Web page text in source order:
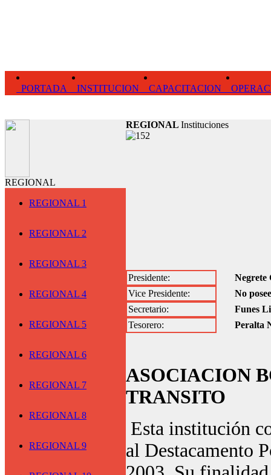
PORTADA INSTITUCION CAPACITACION
REGIONAL
REGIONAL 1
REGIONAL 2
REGIONAL 3
REGIONAL 4
REGIONAL 5
REGIONAL 6
REGIONAL 7
REGIONAL 8
REGIONAL 9
REGIONAL Instituciones
Presidente:
Negrete
Vice Presidente:
No
Secretario:
Funes
Tesorero:
Peralta
ASOCIACION
TRANSITO
Esta institución
al Destacamento